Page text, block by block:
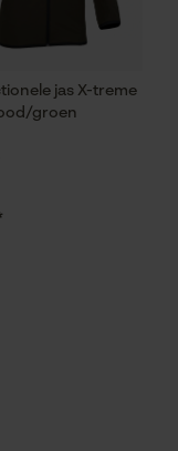
jas X-treme
groen